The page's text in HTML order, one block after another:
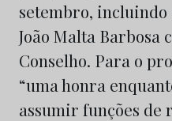
setembro, incluindo
João Malta Barbosa
Conselho. Para o
“uma honra
assumir funções de